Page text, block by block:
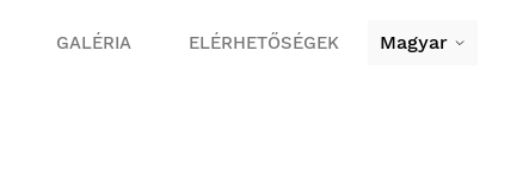
GALÉRIA ELÉRHETŐSÉGEK Magyar